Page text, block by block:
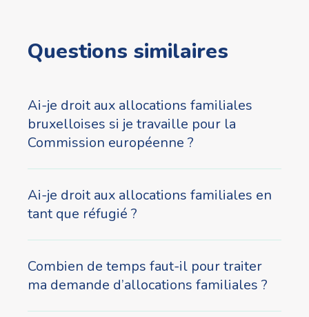
Questions similaires
Ai-je droit aux allocations familiales
bruxelloises si je travaille pour la
Commission européenne ?
Ai-je droit aux allocations familiales en
tant que réfugié ?
Combien de temps faut-il pour traiter
ma demande d’allocations familiales ?